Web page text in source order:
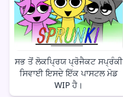
ਸਭ ਤੋਂ ਲੋਕਪ੍ਰਿਯ ਪ੍ਰੋਜੈਕਟ ਸਪ੍ਰੰਕੀ
ਸਿਵਾਈ ਇਸਦੇ ਇੱਕ ਪਾਸਟਲ ਮੋਡ
WIP ਹੈ।